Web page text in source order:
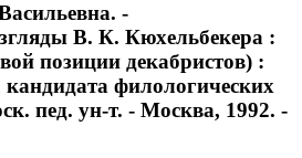
-
В. К. Кюхельбекера :
позиции декабристов) :
кандидата филологических
пед. ун-т. - Москва, 1992. -